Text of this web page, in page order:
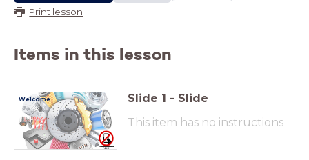
Print lesson
Items in this lesson
Welcome Slide 1 - Slide
This item has no instructions